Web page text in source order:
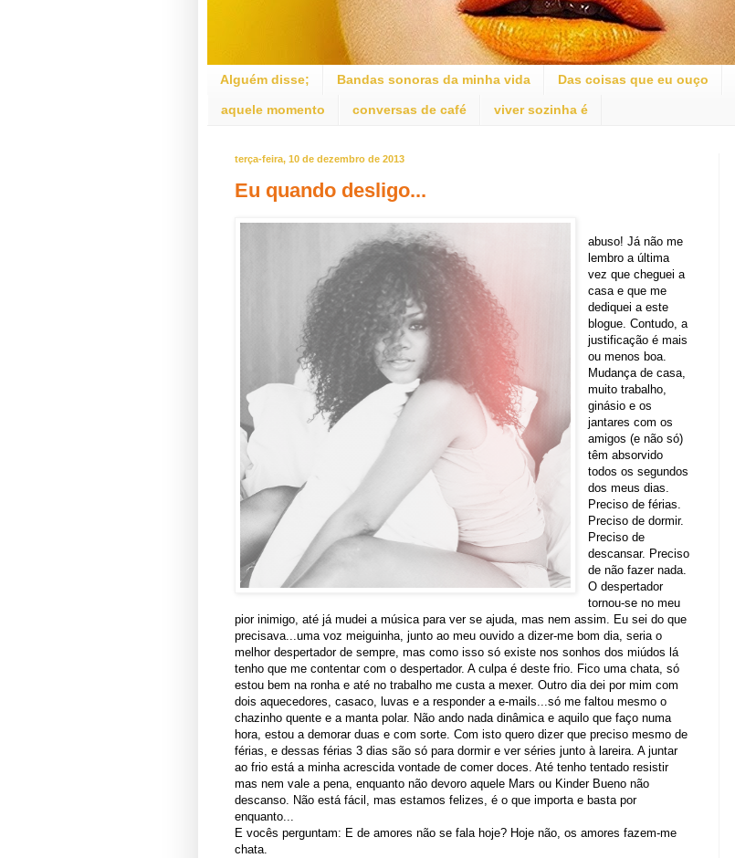
Alguém disse; Bandas sonoras da minha vida Das coisas que eu ouço
aquele momento conversas de café viver sozinha é
terça-feira, 10 de dezembro de 2013
Eu quando desligo...
abuso! Já não me
lembro a última
vez que cheguei a
casa e que me
dediquei a este
blogue. Contudo, a
justificação é mais
ou menos boa.
Mudança de casa,
muito trabalho,
ginásio e os
jantares com os
amigos (e não só)
têm absorvido
todos os segundos
dos meus dias.
Preciso de férias.
Preciso de dormir.
Preciso de
descansar. Preciso
de não fazer nada.
O despertador
tornou-se no meu
pior inimigo, até já mudei a música para ver se ajuda, mas nem assim. Eu sei do que
precisava...uma voz meiguinha, junto ao meu ouvido a dizer-me bom dia, seria o
melhor despertador de sempre, mas como isso só existe nos sonhos dos miúdos lá
tenho que me contentar com o despertador. A culpa é deste frio. Fico uma chata, só
estou bem na ronha e até no trabalho me custa a mexer. Outro dia dei por mim com
dois aquecedores, casaco, luvas e a responder a e-mails...só me faltou mesmo o
chazinho quente e a manta polar. Não ando nada dinâmica e aquilo que faço numa
hora, estou a demorar duas e com sorte. Com isto quero dizer que preciso mesmo de
férias, e dessas férias 3 dias são só para dormir e ver séries junto à lareira. A juntar
ao frio está a minha acrescida vontade de comer doces. Até tenho tentado resistir
mas nem vale a pena, enquanto não devoro aquele Mars ou Kinder Bueno não
descanso. Não está fácil, mas estamos felizes, é o que importa e basta por
enquanto...
E vocês perguntam: E de amores não se fala hoje? Hoje não, os amores fazem-me
chata.